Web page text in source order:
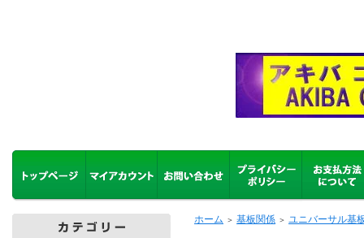
ホーム ＞ 基板関係 ＞ ユニバーサル基